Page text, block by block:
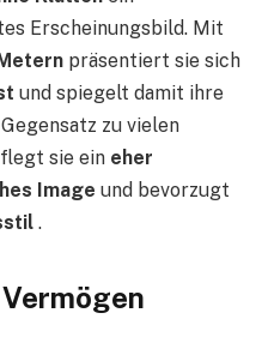
Erscheinungsbild. Mit
präsentiert sie sich
und spiegelt damit ihre
zu vielen
sie ein eher
Image und bevorzugt
.